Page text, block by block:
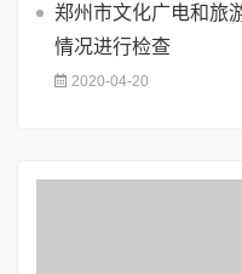
郑州市文化广电和旅
情况进行检查
2020-04-20